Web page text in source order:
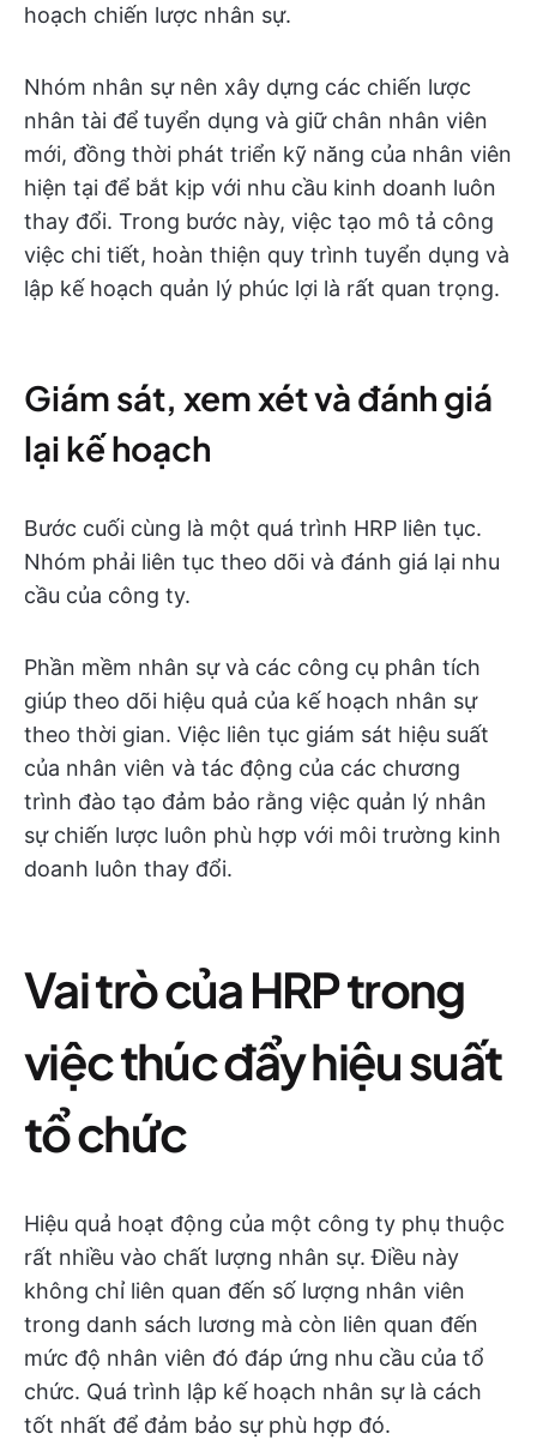
hoạch chiến lược nhân sự.
Nhóm nhân sự nên xây dựng các chiến lược
nhân tài để tuyển dụng và giữ chân nhân viên
mới, đồng thời phát triển kỹ năng của nhân viên
hiện tại để bắt kịp với nhu cầu kinh doanh luôn
thay đổi. Trong bước này, việc tạo mô tả công
việc chi tiết, hoàn thiện quy trình tuyển dụng và
lập kế hoạch quản lý phúc lợi là rất quan trọng.
Giám sát, xem xét và đánh giá
lại kế hoạch
Bước cuối cùng là một quá trình HRP liên tục.
Nhóm phải liên tục theo dõi và đánh giá lại nhu
cầu của công ty.
Phần mềm nhân sự và các công cụ phân tích
giúp theo dõi hiệu quả của kế hoạch nhân sự
theo thời gian. Việc liên tục giám sát hiệu suất
của nhân viên và tác động của các chương
trình đào tạo đảm bảo rằng việc quản lý nhân
sự chiến lược luôn phù hợp với môi trường kinh
doanh luôn thay đổi.
Vai trò của HRP trong
việc thúc đẩy hiệu suất
tổ chức
Hiệu quả hoạt động của một công ty phụ thuộc
rất nhiều vào chất lượng nhân sự. Điều này
không chỉ liên quan đến số lượng nhân viên
trong danh sách lương mà còn liên quan đến
mức độ nhân viên đó đáp ứng nhu cầu của tổ
chức. Quá trình lập kế hoạch nhân sự là cách
tốt nhất để đảm bảo sự phù hợp đó.